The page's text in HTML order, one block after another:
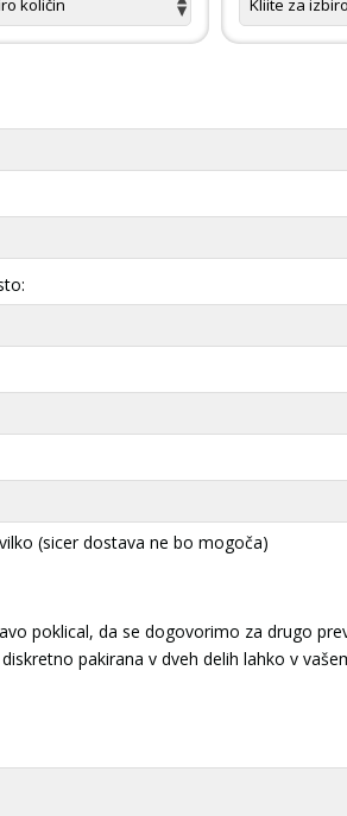
(sicer dostava ne bo mogoča)
poklical, da se dogovorimo za drugo
pakirana v dveh delih lahko v